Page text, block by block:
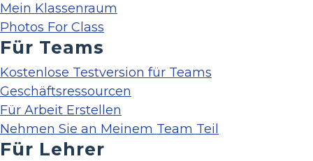
Mein Klassenraum
Photos For Class
Für Teams
Kostenlose Testversion für Teams
Geschäftsressourcen
Für Arbeit Erstellen
Nehmen Sie an Meinem Team Teil
Für Lehrer